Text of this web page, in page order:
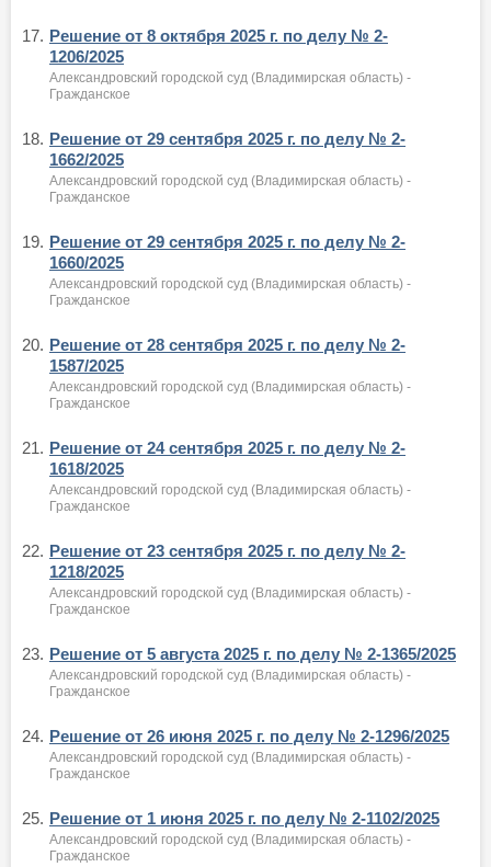
17. Решение от 8 октября 2025 г. по делу № 2-
1206/2025
Александровский городской суд (Владимирская область) -
Гражданское
18. Решение от 29 сентября 2025 г. по делу № 2-
1662/2025
Александровский городской суд (Владимирская область) -
Гражданское
19. Решение от 29 сентября 2025 г. по делу № 2-
1660/2025
Александровский городской суд (Владимирская область) -
Гражданское
20. Решение от 28 сентября 2025 г. по делу № 2-
1587/2025
Александровский городской суд (Владимирская область) -
Гражданское
21. Решение от 24 сентября 2025 г. по делу № 2-
1618/2025
Александровский городской суд (Владимирская область) -
Гражданское
22. Решение от 23 сентября 2025 г. по делу № 2-
1218/2025
Александровский городской суд (Владимирская область) -
Гражданское
23. Решение от 5 августа 2025 г. по делу № 2-1365/2025
Александровский городской суд (Владимирская область) -
Гражданское
24. Решение от 26 июня 2025 г. по делу № 2-1296/2025
Александровский городской суд (Владимирская область) -
Гражданское
25. Решение от 1 июня 2025 г. по делу № 2-1102/2025
Александровский городской суд (Владимирская область) -
Гражданское